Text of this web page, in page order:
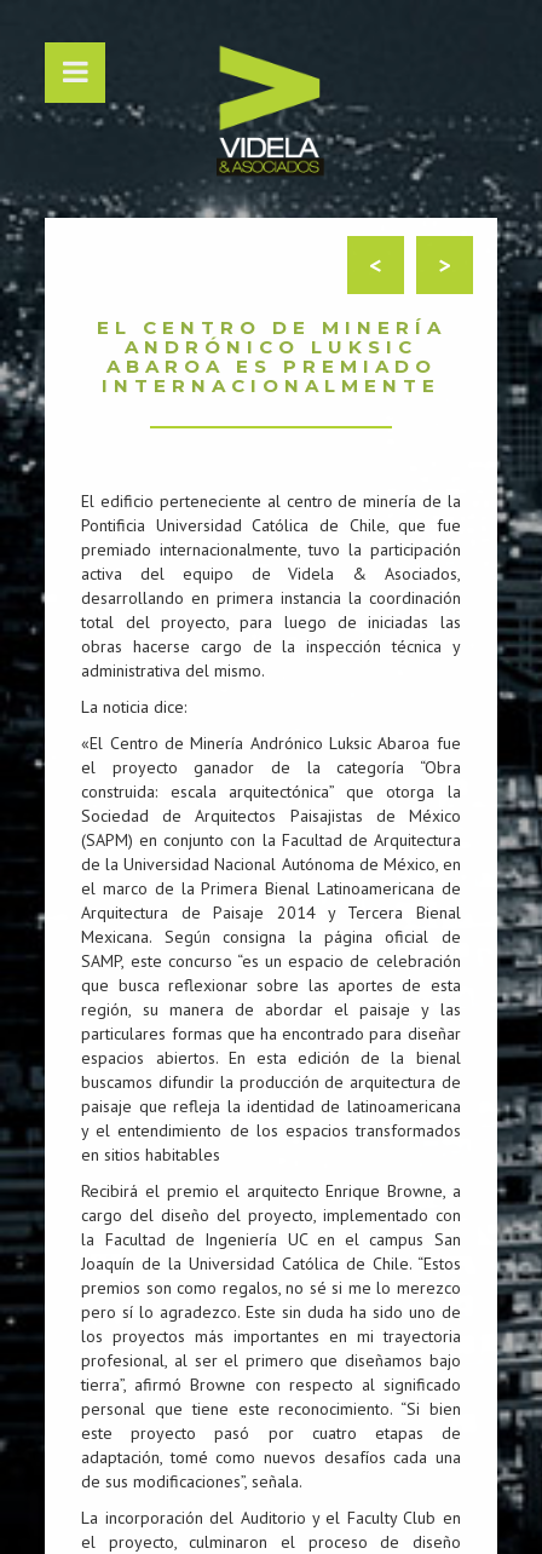
>
<
EL CENTRO DE MINERÍA
ANDRÓNICO LUKSIC
ABAROA ES PREMIADO
INTERNACIONALMENTE
El edificio perteneciente al centro de minería de la
Pontificia Universidad Católica de Chile, que fue
premiado internacionalmente, tuvo la participación
activa del equipo de Videla & Asociados,
desarrollando en primera instancia la coordinación
total del proyecto, para luego de iniciadas las
obras hacerse cargo de la inspección técnica y
administrativa del mismo.
La noticia dice:
«El Centro de Minería Andrónico Luksic Abaroa fue
el proyecto ganador de la categoría “Obra
construida: escala arquitectónica” que otorga la
Sociedad de Arquitectos Paisajistas de México
(SAPM) en conjunto con la Facultad de Arquitectura
de la Universidad Nacional Autónoma de México, en
el marco de la Primera Bienal Latinoamericana de
Arquitectura de Paisaje 2014 y Tercera Bienal
Mexicana. Según consigna la página oficial de
SAMP, este concurso “es un espacio de celebración
que busca reflexionar sobre las aportes de esta
región, su manera de abordar el paisaje y las
particulares formas que ha encontrado para diseñar
espacios abiertos. En esta edición de la bienal
buscamos difundir la producción de arquitectura de
paisaje que refleja la identidad de latinoamericana
y el entendimiento de los espacios transformados
en sitios habitables
Recibirá el premio el arquitecto Enrique Browne, a
cargo del diseño del proyecto, implementado con
la Facultad de Ingeniería UC en el campus San
Joaquín de la Universidad Católica de Chile. “Estos
premios son como regalos, no sé si me lo merezco
pero sí lo agradezco. Este sin duda ha sido uno de
los proyectos más importantes en mi trayectoria
profesional, al ser el primero que diseñamos bajo
tierra”, afirmó Browne con respecto al significado
personal que tiene este reconocimiento. “Si bien
este proyecto pasó por cuatro etapas de
adaptación, tomé como nuevos desafíos cada una
de sus modificaciones”, señala.
La incorporación del Auditorio y el Faculty Club en
el proyecto, culminaron el proceso de diseño